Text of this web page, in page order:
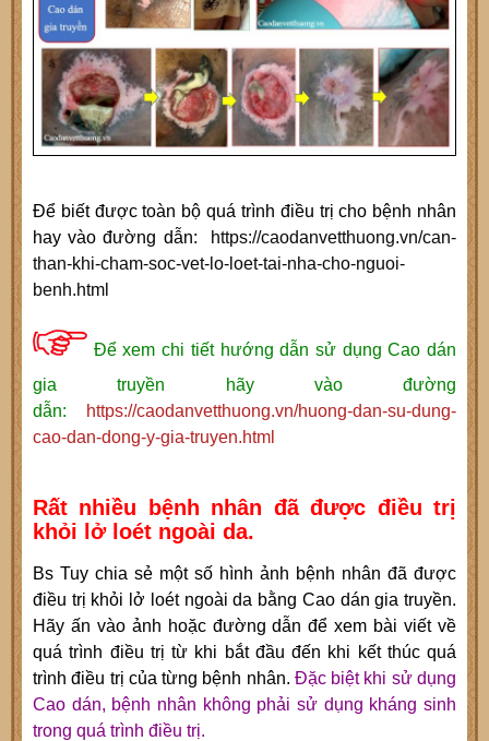
Để biết được toàn bộ quá trình điều trị cho bệnh nhân
hay vào đường dẫn:
https://caodanvetthuong.vn/can-
than-khi-cham-soc-vet-lo-loet-tai-nha-cho-nguoi-
benh.html
Để xem chi tiết hướng dẫn sử dụng Cao dán
gia truyền hãy vào đường
dẫn:
https://caodanvetthuong.vn/huong-dan-su-dung-
cao-dan-dong-y-gia-truyen.html
Rất nhiều bệnh nhân đã được điều trị
khỏi lở loét ngoài da.
Bs Tuy chia sẻ một số hình ảnh bệnh nhân đã được
điều trị khỏi lở loét ngoài da bằng Cao dán gia truyền.
Hãy ấn vào ảnh hoặc đường dẫn để xem bài viết về
quá trình điều trị từ khi bắt đầu đến khi kết thúc quá
trình điều trị của từng bệnh nhân. Đặc biệt khi sử dụng
Cao dán, bệnh nhân không phải sử dụng kháng sinh
trong quá trình điều trị.